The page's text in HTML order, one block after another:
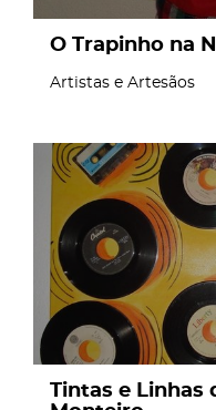
O Trapinho na
Artistas e Artesãos
page
Tintas e Linhas